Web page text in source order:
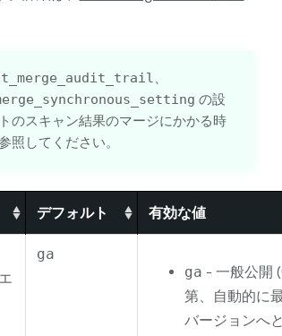
の設
のスキャン結果のマージにかかる時
照してください。
デフォルト 有効な値
ga
ga - 一般公開
第、自動的に
バージョンへ